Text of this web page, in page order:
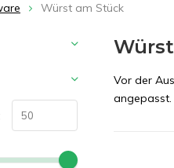
Würst am Stück
Vor der
angepasst.